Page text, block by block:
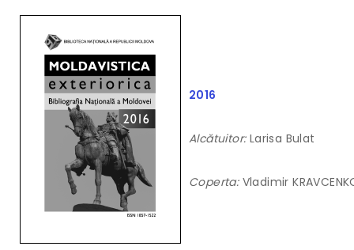
2016
Alcătuitor: Larisa Bulat
Coperta: Vladimir